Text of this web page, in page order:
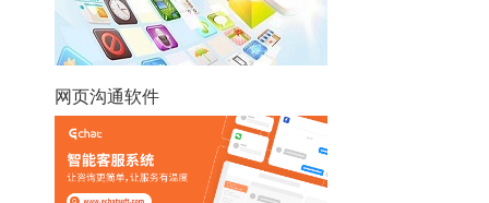
网页沟通软件